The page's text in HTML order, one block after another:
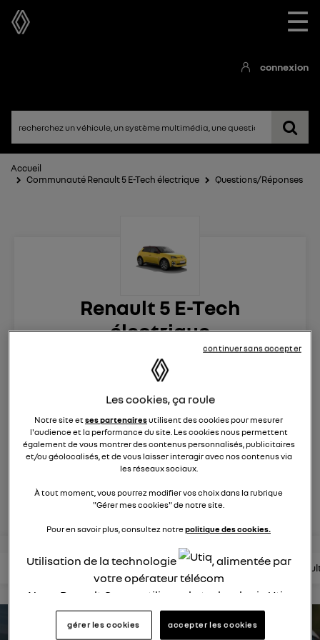
☰
connexion
Accueil
Communauté Renault 5 E-Tech électrique
Questions/Réponses
Renault 5 E-Tech
électrique
électriques
R5 est de retour. Pop malicieuse, accueillante, Renault 5
électrise son époque
posez une question
rejoignez
lire les questions lire les articles consultez la brochure
estimez votre autonomie
Les cookies, ça roule
Notre site etses partenairesutilisent des cookies pour mesurer
l'audience et la performance du site. Les cookies nous permettent
également de vous montrer des contenus personnalisés, publicitaires
et/ou géolocalisés, et de vous laisser interagir avec nos contenus via
les réseaux sociaux.
À tout moment, vous pourrez modifier vos choix dans la rubrique
"Gérer mes cookies" de notre site.
Pour en savoir plus, consultez notrepolitique des cookies.
Utilisation de la technologie
, alimentée par
votre opérateur télécom
Nous, Renault Group, utilisons la technologie Utiq
pour nos activités digitales (telles que décrites
dans cette notice de consentement) et liées à
gérer les cookies accepter les cookies
continuer sans accepter